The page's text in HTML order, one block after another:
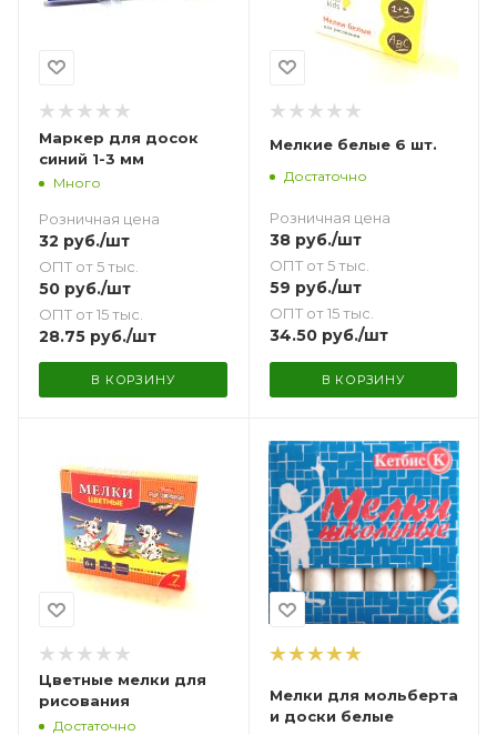
Маркер для досок
синий 1-3 мм
Много
Розничная цена
32 руб./шт
ОПТ от 5 тыс.
50 руб./шт
ОПТ от 15 тыс.
28.75 руб./шт
В КОРЗИНУ
Мелкие белые 6 шт.
Достаточно
Розничная цена
38руб./шт
ОПТ от 5 тыс.
59 руб./шт
ОПТ от 15 тыс.
34.50руб./шт
В КОРЗИНУ
Цветные мелки для
рисования
Достаточно
Мелки для мольберта
и доски белые